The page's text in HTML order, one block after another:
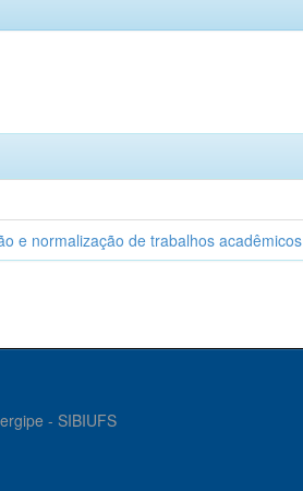
e normalização de trabalhos acadêmicos
- SIBIUFS